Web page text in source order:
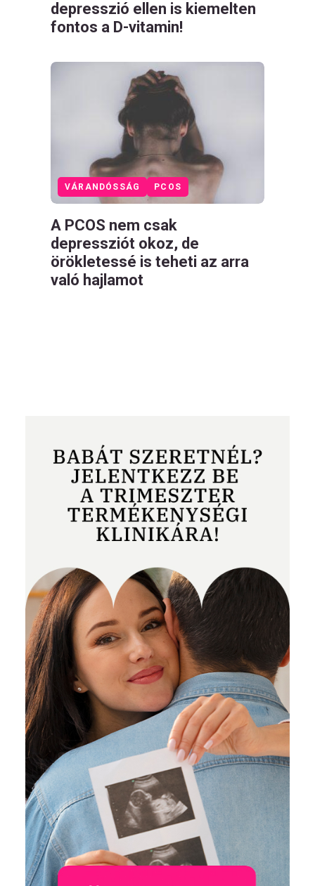
depresszió ellen is kiemelten
fontos a D-vitamin!
VÁRANDÓSSÁG PCOS
A PCOS nem csak
depressziót okoz, de
örökletessé is teheti az arra
való hajlamot